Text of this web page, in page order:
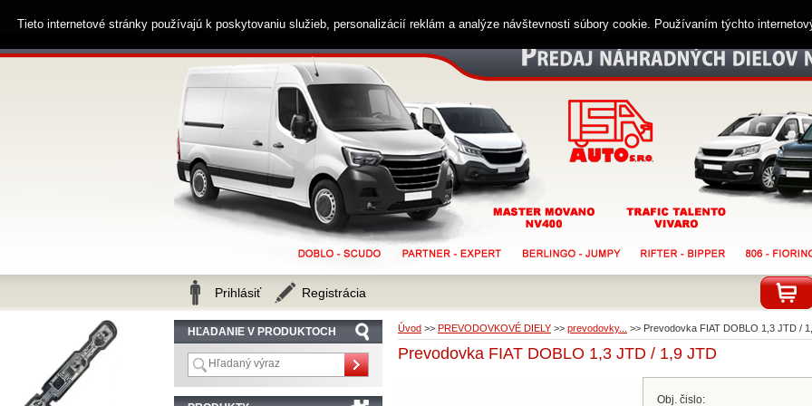
Úvod >> PREVODOVKOVÉ DIELY >> prevodovky... >> Prevodovka FIAT DOBLO 1,3 JTD /
Prevodovka FIAT DOBLO 1,3 JTD / 1,9 JTD
Obj. čislo:
HĽADANIE V PRODUKTOCH
Zákaznícka linka 0914 238 482
Prihlásiť Registrácia
Tieto internetové stránky používajú k poskytovaniu služieb, personalizácií reklám a analýze návštevnosti súbory cookie. Používaním týchto